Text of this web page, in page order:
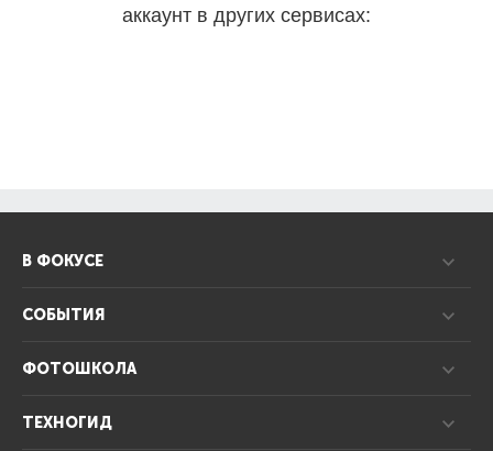
аккаунт в других сервисах:
В ФОКУСЕ
СОБЫТИЯ
ФОТОШКОЛА
ТЕХНОГИД